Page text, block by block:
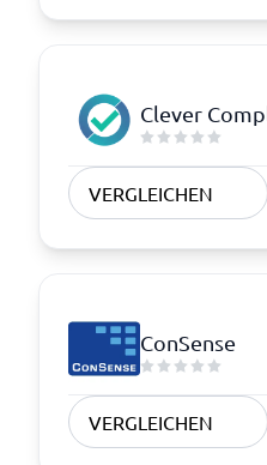
Clever
VERGLEICHEN
ConSense
VERGLEICHEN